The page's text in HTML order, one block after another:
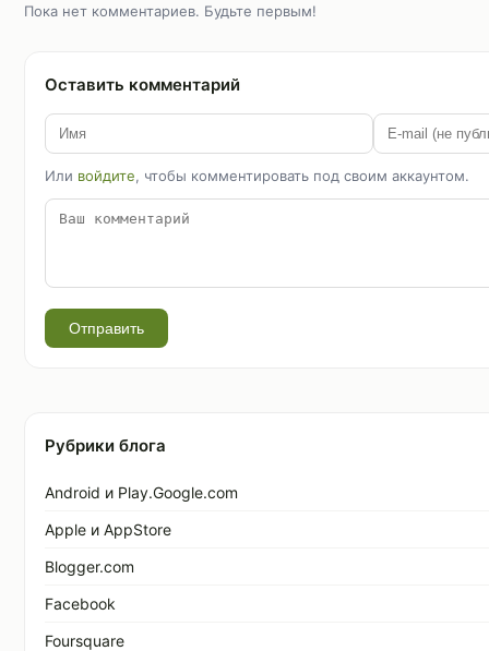
Пока нет комментариев. Будьте первым!
Оставить комментарий
Или войдите, чтобы комментировать под своим аккаунтом.
Отправить
Рубрики блога
Android и Play.Google.com
Apple и AppStore
Blogger.com
Facebook
Foursquare